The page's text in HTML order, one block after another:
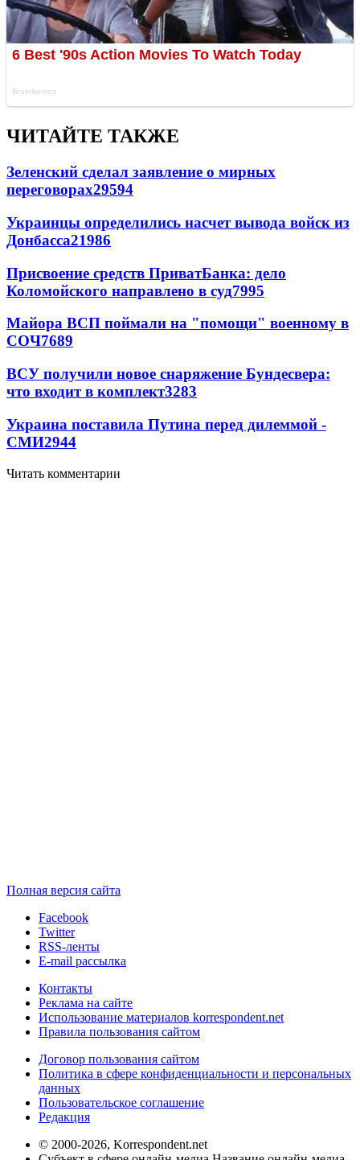
ЧИТАЙТЕ ТАКЖЕ
Зеленский сделал заявление о мирных
переговорах29594
Украинцы определились насчет вывода войск из
Донбасса21986
Присвоение средств ПриватБанка: дело
Коломойского направлено в суд7995
Майора ВСП поймали на "помощи" военному в
СОЧ7689
ВСУ получили новое снаряжение Бундесвера:
что входит в комплект3283
Украина поставила Путина перед дилеммой -
СМИ2944
Читать комментарии
Полная версия сайта
Facebook
Twitter
RSS-ленты
E-mail рассылка
Контакты
Реклама на сайте
Использование материалов korrespondent.net
Правила пользования сайтом
Договор пользования сайтом
Политика в сфере конфиденциальности и персональных
данных
Пользовательское соглашение
Редакция
© 2000-2026, Korrespondent.net